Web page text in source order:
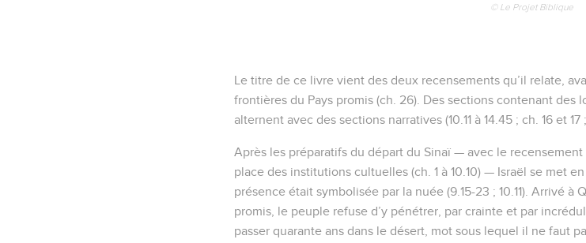
© Le Projet Biblique
Le titre de ce livre vient des deux recensements qu’il relate,
frontières du Pays promis (ch. 26). Des sections contenant des
alternent avec des sections narratives (10.11 à 14.45 ; ch. 16 et
Après les préparatifs du départ du Sinaï — avec le
place des institutions cultuelles (ch. 1 à 10.10) — Israël se met
présence était symbolisée par la nuée (9.15-23 ; 10.11). Arrivé à
promis, le peuple refuse d’y pénétrer, par crainte et par
passer quarante ans dans le désert, mot sous lequel il ne faut